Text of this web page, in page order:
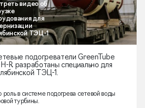
подогреватели GreenTube
R разработаны специально для
ТЭЦ-1.
в системе подогрева сетевой воды
турбины.